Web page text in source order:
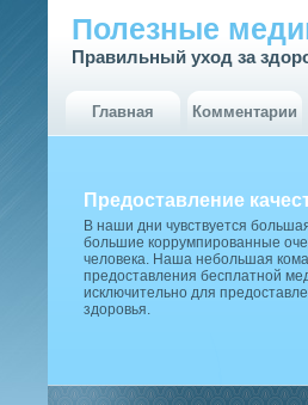
Полезные
Правильный уход за
Главная Комментарии
Предоставление
В наши дни чувствуется
большие коррумпированные
человека. Наша небольшая
предоставления бесплатной
исключительно для
здоровья.